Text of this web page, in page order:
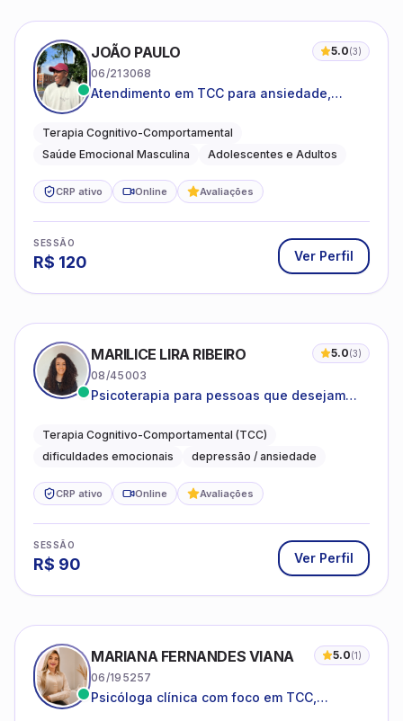
JOÃO PAULO 5.0(3)
06/213068
Atendimento em TCC para ansiedade,
emocional
Terapia Cognitivo-Comportamental
Saúde Emocional Masculina
Adolescentes e Adultos
CRP ativo Online Avaliações
SESSÃO
R$ 120 Ver Perfil
MARILICE LIRA RIBEIRO 5.0(3)
08/45003
Psicoterapia para pessoas que desejam
dificuldades do dia a dia
Terapia Cognitivo-Comportamental (TCC)
dificuldades emocionais
depressão / ansiedade
CRP ativo Online Avaliações
SESSÃO
R$ 90 Ver Perfil
MARIANA FERNANDES VIANA 5.0(1)
06/195257
Psicóloga clínica com foco em TCC,